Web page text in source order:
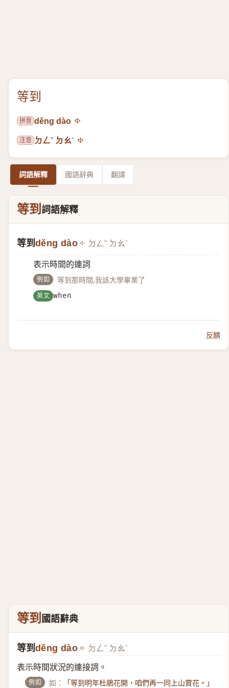
等到
拼音 děng dào
注音 ㄉㄥˇ ㄉㄠˋ
詞語解釋 國語辭典 翻譯
等到 詞語解釋
等到děng dào ㄉㄥˇ ㄉㄠˋ
表示時間的連詞
例如 等到那時間,我該大學畢業了
英文 when
反饋
等到 國語辭典
等到děng dào ㄉㄥˇ ㄉㄠˋ
表示時間狀況的連接詞。
例如 如： 「等到明年杜鵑花開，咱們再一同上山賞花。」